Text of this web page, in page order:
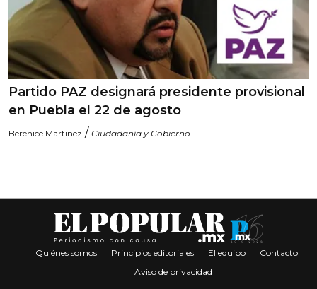
Partido PAZ designará presidente provisional
en Puebla el 22 de agosto
Berenice Martinez / Ciudadanía y Gobierno
Quiénes somos Principios editoriales El equipo
Contacto
Aviso de privacidad